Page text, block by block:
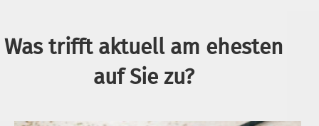
Was trifft aktuell am ehesten
auf Sie zu?